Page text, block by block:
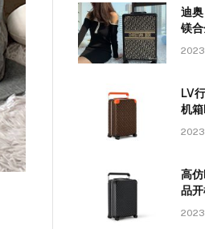
迪
镁
2023
LV
机
2023
高
品
2023